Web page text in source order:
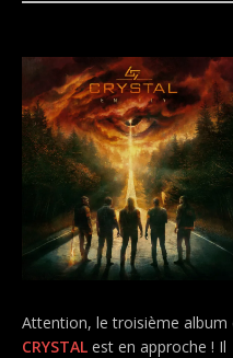
Attention, le troisième album
CRYSTAL est en approche !